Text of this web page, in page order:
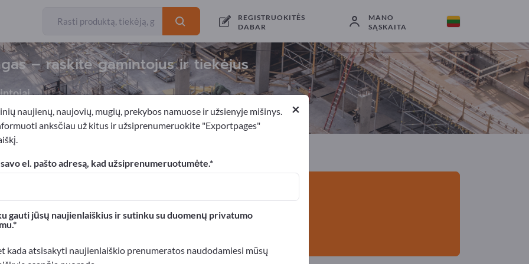
REGISTRUOKITĖS
DABAR
MANO
SĄSKAITA
– raskite gamintojus ir tiekėjus
Eksportuotojai 1 Gamintojai
nuo radiacijos prietaisai
kontaktai >> pradėkite čia
Exportpages svetainėje.
>> publikuokite čia
×
naujienų, naujovių, mugių, prekybos namuose ir užsienyje mišinys.
anksčiau už kitus ir užsiprenumeruokite "Exportpages"
el. pašto adresą, kad užsiprenumeruotumėte.
gauti jūsų naujienlaiškius ir sutinku su duomenų privatumo
kada atsisakyti naujienlaiškio prenumeratos naudodamiesi mūsų